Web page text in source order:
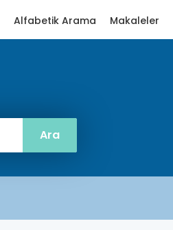
Alfabetik Arama Makaleler